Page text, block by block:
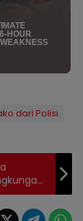
dari Polisi